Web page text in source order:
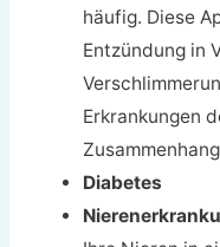
häufig. Diese
Entzündung in
Erkrankungen
Diabetes